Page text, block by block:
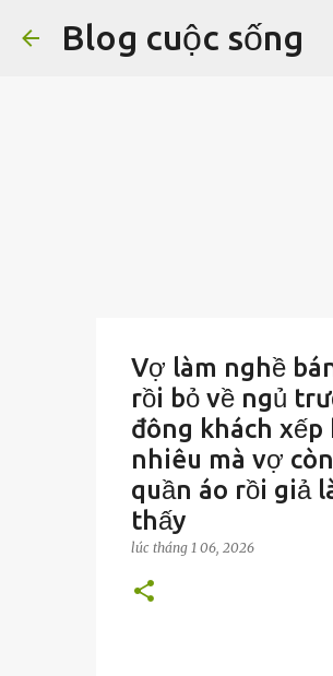
Blog cuộc sống
Vợ làm nghề
rồi bỏ về ngủ
đông khách
nhiêu mà vợ
quần áo rồi giả
thấy
lúc tháng 1 06, 2026